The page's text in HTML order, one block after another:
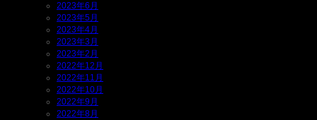
2023年6月
2023年5月
2023年4月
2023年3月
2023年2月
2022年12月
2022年11月
2022年10月
2022年9月
2022年8月